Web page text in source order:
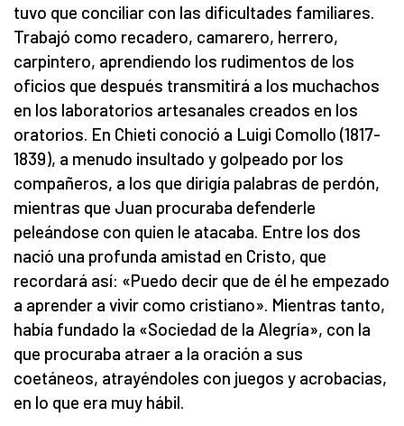
tuvo que conciliar con las dificultades familiares.
Trabajó como recadero, camarero, herrero,
carpintero, aprendiendo los rudimentos de los
oficios que después transmitirá a los muchachos
en los laboratorios artesanales creados en los
oratorios. En Chieti conoció a Luigi Comollo (1817-
1839), a menudo insultado y golpeado por los
compañeros, a los que dirigía palabras de perdón,
mientras que Juan procuraba defenderle
peleándose con quien le atacaba. Entre los dos
nació una profunda amistad en Cristo, que
recordará así: «Puedo decir que de él he empezado
a aprender a vivir como cristiano». Mientras tanto,
había fundado la «Sociedad de la Alegría», con la
que procuraba atraer a la oración a sus
coetáneos, atrayéndoles con juegos y acrobacias,
en lo que era muy hábil.